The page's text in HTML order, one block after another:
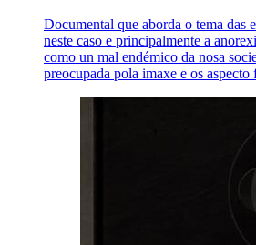
Documental que aborda o tema das
neste caso e principalmente a
como un mal endémico da nosa
preocupada pola imaxe e os aspecto